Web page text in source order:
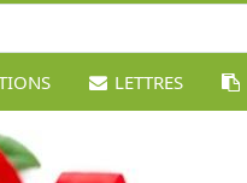
LETTRES